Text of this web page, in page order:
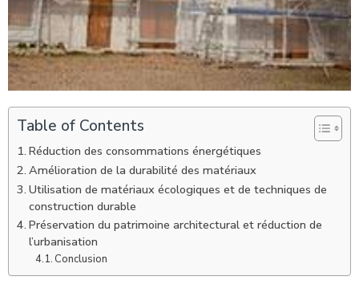
Table of Contents
Réduction des consommations énergétiques
Amélioration de la durabilité des matériaux
Utilisation de matériaux écologiques et de techniques de
construction durable
Préservation du patrimoine architectural et réduction de
l’urbanisation
Conclusion